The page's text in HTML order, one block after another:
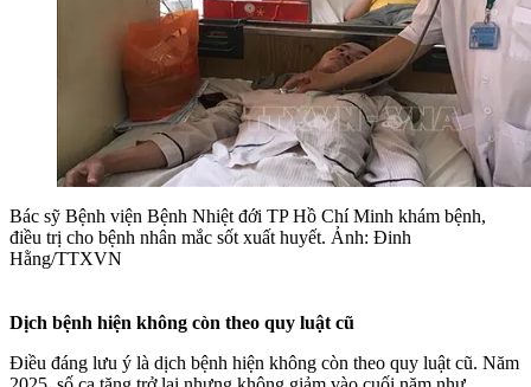
Bác sỹ Bệnh viện Bệnh Nhiệt đới TP Hồ Chí Minh khám bệnh,
điều trị cho bệnh nhân mắc sốt xuất huyết. Ảnh: Đinh
Hằng/TTXVN
Dịch bệnh hiện không còn theo quy luật cũ
Điều đáng lưu ý là dịch bệnh hiện không còn theo quy luật cũ. Năm